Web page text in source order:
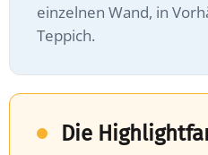
einzelnen Wand, in
Teppich.
Die